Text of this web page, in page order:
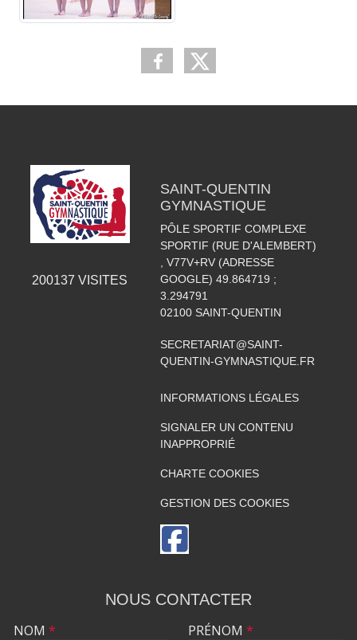
200137 VISITES
SAINT-QUENTIN
GYMNASTIQUE
PÔLE SPORTIF COMPLEXE
SPORTIF (RUE D'ALEMBERT)
, V77V+RV (ADRESSE
GOOGLE) 49.864719 ;
3.294791
02100 SAINT-QUENTIN
SECRETARIAT@SAINT-
QUENTIN-GYMNASTIQUE.FR
INFORMATIONS LÉGALES
SIGNALER UN CONTENU
INAPPROPRIÉ
CHARTE COOKIES
GESTION DES COOKIES
NOUS CONTACTER
NOM * PRÉNOM *